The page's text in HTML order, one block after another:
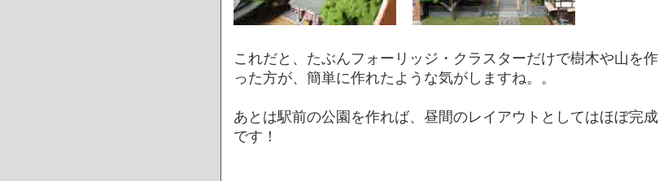
これだと、たぶんフォーリッジ・クラスターだけで樹木や山を作
った方が、簡単に作れたような気がしますね。。
あとは駅前の公園を作れば、昼間のレイアウトとしてはほぼ完成
です！